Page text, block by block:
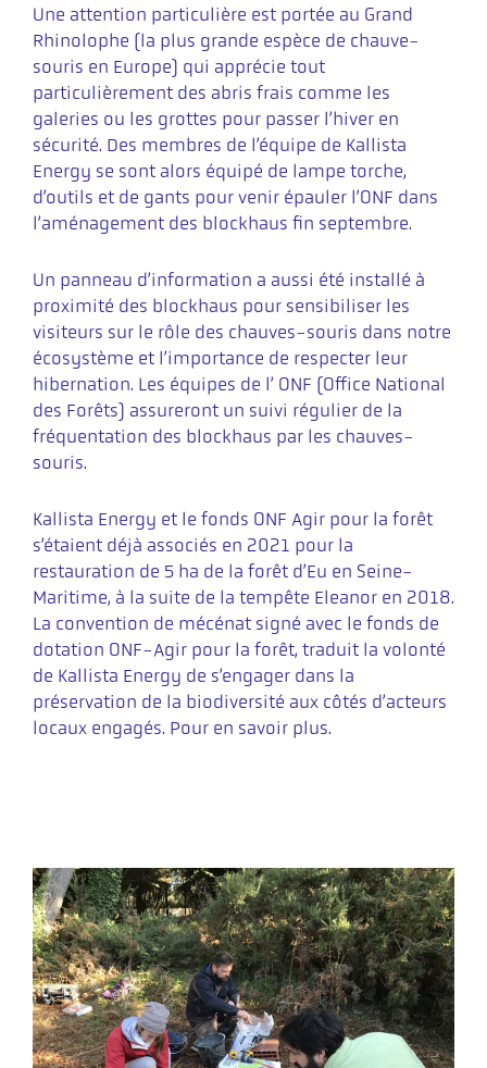
Une attention particulière est portée au Grand
Rhinolophe (la plus grande espèce de chauve-
souris en Europe) qui apprécie tout
particulièrement des abris frais comme les
galeries ou les grottes pour passer l’hiver en
sécurité. Des membres de l’équipe de Kallista
Energy se sont alors équipé de lampe torche,
d’outils et de gants pour venir épauler l’ONF dans
l’aménagement des blockhaus fin septembre.
Un panneau d’information a aussi été installé à
proximité des blockhaus pour sensibiliser les
visiteurs sur le rôle des chauves-souris dans notre
écosystème et l’importance de respecter leur
hibernation. Les équipes de l’ ONF (Office National
des Forêts) assureront un suivi régulier de la
fréquentation des blockhaus par les chauves-
souris.
Kallista Energy et le fonds ONF Agir pour la forêt
s’étaient déjà associés en 2021 pour la
restauration de 5 ha de la forêt d’Eu en Seine-
Maritime, à la suite de la tempête Eleanor en 2018.
La convention de mécénat signé avec le fonds de
dotation ONF-Agir pour la forêt, traduit la volonté
de Kallista Energy de s’engager dans la
préservation de la biodiversité aux côtés d’acteurs
locaux engagés. Pour en savoir plus.